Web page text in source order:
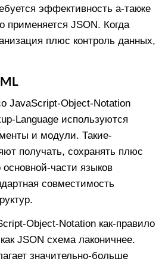
эффективность а-также
применяется JSON. Когда
плюс контроль данных,
JavaScript-Object-Notation
Language используются
и модули. Такие-
получать, сохранять плюс
части языков
совместимость
Object-Notation как-правило
JSON схема лаконичнее.
значительно-больше